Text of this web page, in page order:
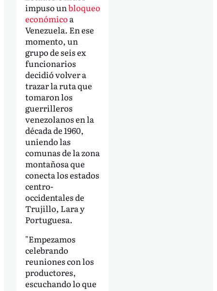
impuso unbloqueo
económico a
Venezuela. En ese
momento, un
grupo de seis ex
funcionarios
decidió volver a
trazar la ruta que
tomaron los
guerrilleros
venezolanos en la
década de 1960,
uniendo las
comunas de la zona
montañosa que
conecta los estados
centro-
occidentales de
Trujillo, Lara y
Portuguesa.
"Empezamos
celebrando
reuniones con los
productores,
escuchando lo que